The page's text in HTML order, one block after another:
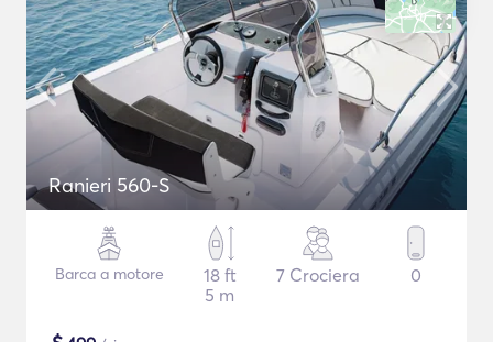
Ranieri 560-S
Barca a motore
18 ft
5 m
7 Crociera 0